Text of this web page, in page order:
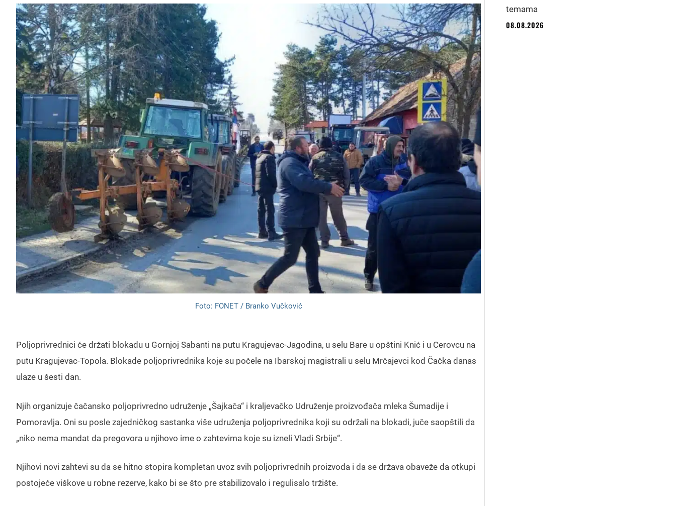
Foto: FONET / Branko Vučković
Poljoprivrednici će držati blokadu u Gornjoj Sabanti na putu Kragujevac-Jagodina, u selu Bare u opštini Knić i u Cerovcu na
putu Kragujevac-Topola. Blokade poljoprivrednika koje su počele na Ibarskoj magistrali u selu Mrčajevci kod Čačka danas
ulaze u šesti dan.
Njih organizuje čačansko poljoprivredno udruženje „Šajkača“ i kraljevačko Udruženje proizvođača mleka Šumadije i
Pomoravlja. Oni su posle zajedničkog sastanka više udruženja poljoprivrednika koji su održali na blokadi, juče saopštili da
„niko nema mandat da pregovora u njihovo ime o zahtevima koje su izneli Vladi Srbije“.
Njihovi novi zahtevi su da se hitno stopira kompletan uvoz svih poljoprivrednih proizvoda i da se država obaveže da otkupi
postojeće viškove u robne rezerve, kako bi se što pre stabilizovalo i regulisalo tržište.
temama
08.08.2026